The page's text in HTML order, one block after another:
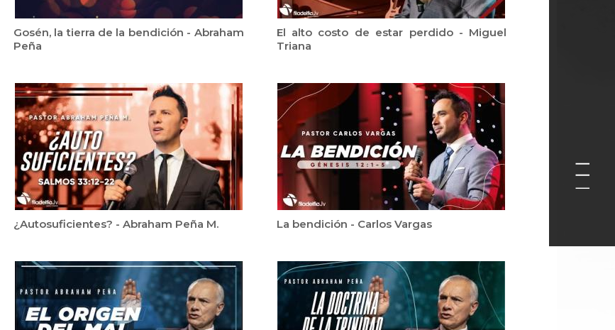
Gosén, la tierra de la bendición - Abraham
Peña
El alto costo de estar perdido - Miguel
Triana
¿Autosuficientes? - Abraham Peña M. La bendición - Carlos Vargas